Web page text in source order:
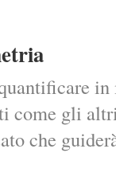
come gli
che